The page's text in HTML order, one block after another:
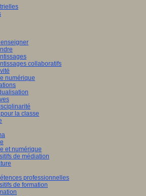
collaboratifs
numérique
la classe
et numérique
de médiation
professionnelles
de formation